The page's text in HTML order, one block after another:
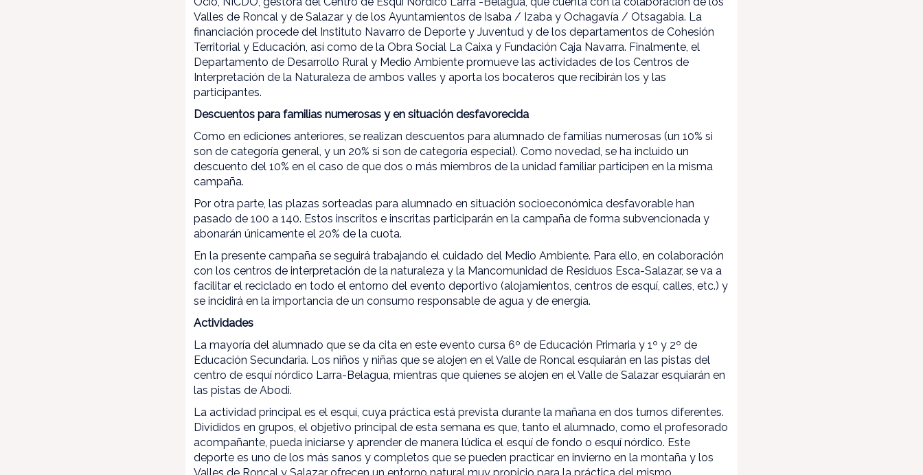
Valles de Roncal y de Salazar y de los Ayuntamientos de Isaba / Izaba y Ochagavía / Otsagabia. La
financiación procede del Instituto Navarro de Deporte y Juventud y de los departamentos de Cohesión
Territorial y Educación, así como de la Obra Social La Caixa y Fundación Caja Navarra. Finalmente, el
Departamento de Desarrollo Rural y Medio Ambiente promueve las actividades de los Centros de
Interpretación de la Naturaleza de ambos valles y aporta los bocateros que recibirán los y las
participantes.
Descuentos para familias numerosas y en situación desfavorecida
Como en ediciones anteriores, se realizan descuentos para alumnado de familias numerosas (un 10% si
son de categoría general, y un 20% si son de categoría especial). Como novedad, se ha incluido un
descuento del 10% en el caso de que dos o más miembros de la unidad familiar participen en la misma
campaña.
Por otra parte, las plazas sorteadas para alumnado en situación socioeconómica desfavorable han
pasado de 100 a 140. Estos inscritos e inscritas participarán en la campaña de forma subvencionada y
abonarán únicamente el 20% de la cuota.
En la presente campaña se seguirá trabajando el cuidado del Medio Ambiente. Para ello, en colaboración
con los centros de interpretación de la naturaleza y la Mancomunidad de Residuos Esca-Salazar, se va a
facilitar el reciclado en todo el entorno del evento deportivo (alojamientos, centros de esquí, calles, etc.) y
se incidirá en la importancia de un consumo responsable de agua y de energía.
Actividades
La mayoría del alumnado que se da cita en este evento cursa 6º de Educación Primaria y 1º y 2º de
Educación Secundaria. Los niños y niñas que se alojen en el Valle de Roncal esquiarán en las pistas del
centro de esquí nórdico Larra-Belagua, mientras que quienes se alojen en el Valle de Salazar esquiarán en
las pistas de Abodi.
La actividad principal es el esquí, cuya práctica está prevista durante la mañana en dos turnos diferentes.
Divididos en grupos, el objetivo principal de esta semana es que, tanto el alumnado, como el profesorado
acompañante, pueda iniciarse y aprender de manera lúdica el esquí de fondo o esquí nórdico. Este
deporte es uno de los más sanos y completos que se pueden practicar en invierno en la montaña y los
Valles de Roncal y Salazar ofrecen un entorno natural muy propicio para la práctica del mismo.